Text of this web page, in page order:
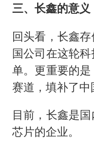
三、长鑫的意义
回头看，长鑫
国公司在这轮
单。更重要的
赛道，填补了中
目前，长鑫是
芯片的企业。